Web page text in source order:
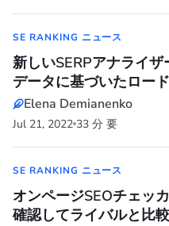
SE RANKING ニュース
新しいSERPアナライ
データに基づいたロー
Elena Demianenko
Jul 21, 2022 33 分 要
SE RANKING ニュース
オンページSEOチェッ
確認してライバルと比